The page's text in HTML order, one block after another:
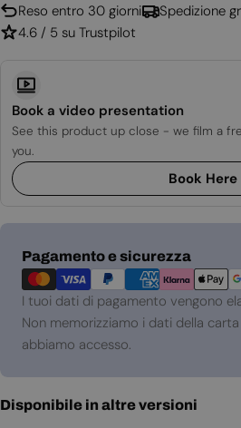
Reso entro 30 giorni
Spedizione
4.6 / 5 su Trustpilot
Book a video presentation
See this product up close - we film a
you.
Book Here
Pagamento e sicurezza
Metodi
di
pagamento
I tuoi dati di pagamento vengono
Non memorizziamo i dati della
abbiamo accesso.
Disponibile in altre versioni